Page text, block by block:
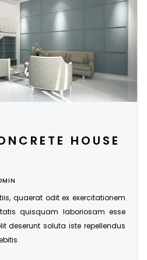
HOUSE
quaerat odit ex exercitationem
quisquam laboriosam esse
deserunt soluta iste repellendus